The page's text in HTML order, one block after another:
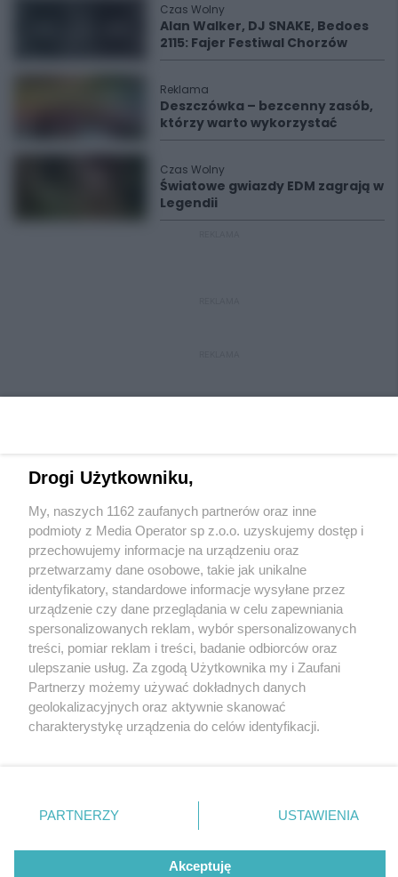
Czas Wolny
Alan Walker, DJ SNAKE, Bedoes
2115: Fajer Festiwal Chorzów
Reklama
Deszczówka – bezcenny zasób,
którzy warto wykorzystać
Czas Wolny
Światowe gwiazdy EDM zagrają w
Legendii
Wydawca mediówlokalnych
Nie zapomnij
zapoznać się z:
polityką prywatności regulamin korzystania z portali
Twojemiasto
Piekary Śląskie
Chorzów
Tarnowskie Góry
Gliwice
Skontakuj sięz nami
Kontakt
Wydawca
Redakcja
Drogi Użytkowniku,
My, naszych 1162 zaufanych partnerów oraz inne
podmioty z Media Operator sp z.o.o. uzyskujemy dostęp i
przechowujemy informacje na urządzeniu oraz
przetwarzamy dane osobowe, takie jak unikalne
identyfikatory, standardowe informacje wysyłane przez
urządzenie czy dane przeglądania w celu zapewniania
spersonalizowanych reklam, wybór spersonalizowanych
treści, pomiar reklam i treści, badanie odbiorców oraz
ulepszanie usług. Za zgodą Użytkownika my i Zaufani
Partnerzy możemy używać dokładnych danych
geolokalizacyjnych oraz aktywnie skanować
charakterystykę urządzenia do celów identyfikacji.
zmienić/wycofać klikając przycisk ustawień prywatności
znajdujący się w lewym dolnym rogu strony
rodzaje przetwarzania danych nie wymagają zgody
użytkownika, ale masz prawo sprzeciwić się takiemu
PARTNERZY USTAWIENIA
Akceptuję